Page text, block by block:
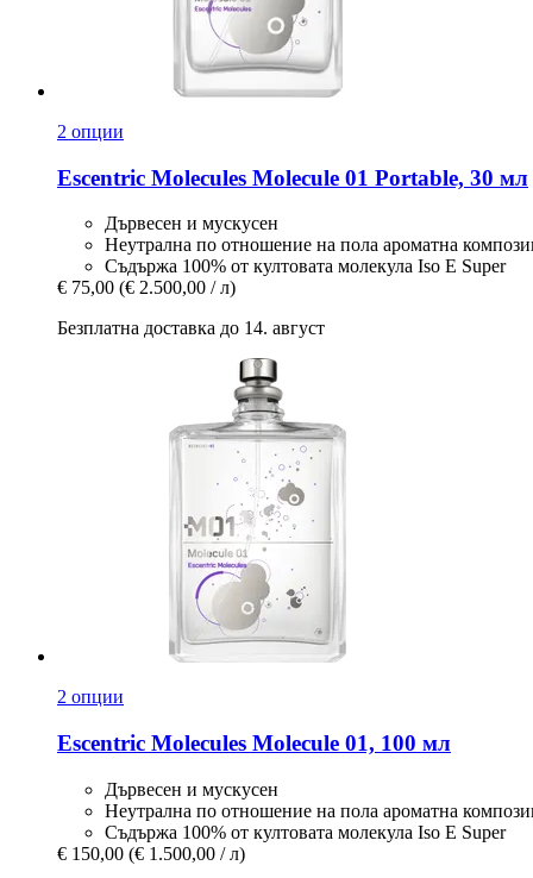
2 опции
Escentric Molecules Molecule 01 Portable, 30 мл
Дървесен и мускусен
Неутрална по отношение на пола ароматна
Съдържа 100% от култовата молекула Iso E Super
€ 75,00 (€ 2.500,00 / л)
Безплатна доставка до 14. август
2 опции
Escentric Molecules Molecule 01, 100 мл
Дървесен и мускусен
Неутрална по отношение на пола ароматна
Съдържа 100% от култовата молекула Iso E Super
€ 150,00 (€ 1.500,00 / л)